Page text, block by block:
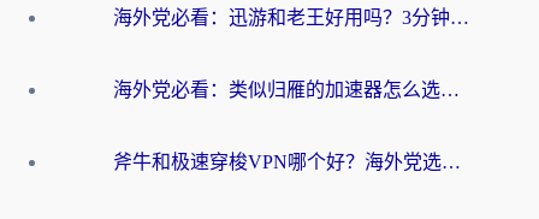
海外党必看：迅游和老王好用吗？3分钟选对加速国内网络的加速器
海外党必看：类似归雁的加速器怎么选？一篇搞定无缝访问国内资源
斧牛和极速穿梭VPN哪个好？海外党选回国加速器必看的真实对比与避坑指南